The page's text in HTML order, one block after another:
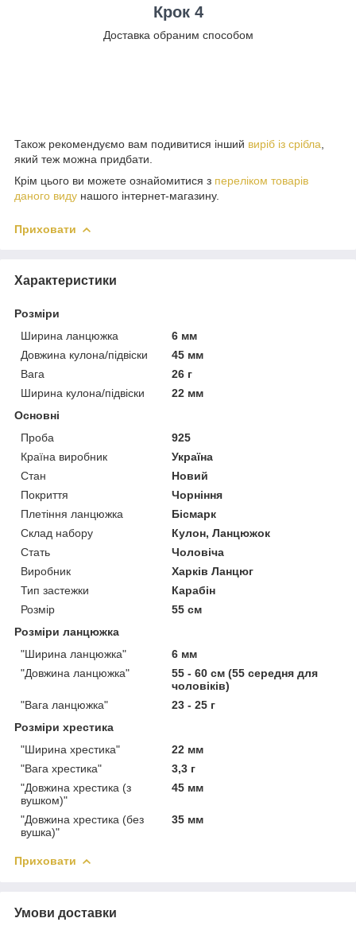
Крок 4
Доставка обраним способом
Також рекомендуємо вам подивитися інший виріб із срібла
який теж можна придбати.
Крім цього ви можете ознайомитися з переліком товарів
даного виду нашого інтернет-магазину.
Приховати
Характеристики
Розміри
Ширина ланцюжка
6 мм
Довжина кулона/підвіски
45 мм
Вага
26 г
Ширина кулона/підвіски
22 мм
Основні
Проба
925
Країна виробник
Україна
Стан
Новий
Покриття
Чорніння
Плетіння ланцюжка
Бісмарк
Склад набору
Кулон, Ланцюжок
Стать
Чоловіча
Виробник
Харків Ланцюг
Тип застежки
Карабін
Розмір
55 см
Розміри ланцюжка
"Ширина ланцюжка"
6 мм
"Довжина ланцюжка"
55 - 60 см (55 середня для
чоловіків)
"Вага ланцюжка"
23 - 25 г
Розміри хрестика
"Ширина хрестика"
22 мм
"Вага хрестика"
3,3 г
"Довжина хрестика (з
вушком)"
45 мм
"Довжина хрестика (без
вушка)"
35 мм
Приховати
Умови доставки